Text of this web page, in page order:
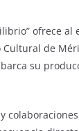
ofrece
de
su